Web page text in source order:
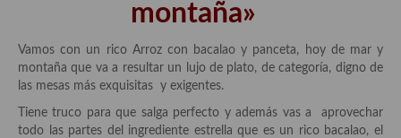
montaña»
Vamos con un rico Arroz con bacalao y panceta, hoy de mar y
montaña que va a resultar un lujo de plato, de categoría, digno de
las mesas más exquisitas y exigentes.
Tiene truco para que salga perfecto y además vas a aprovechar
todo las partes del ingrediente estrella que es un rico bacalao, el